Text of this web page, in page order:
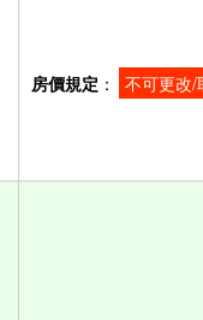
房價規定 ： 不可更改/